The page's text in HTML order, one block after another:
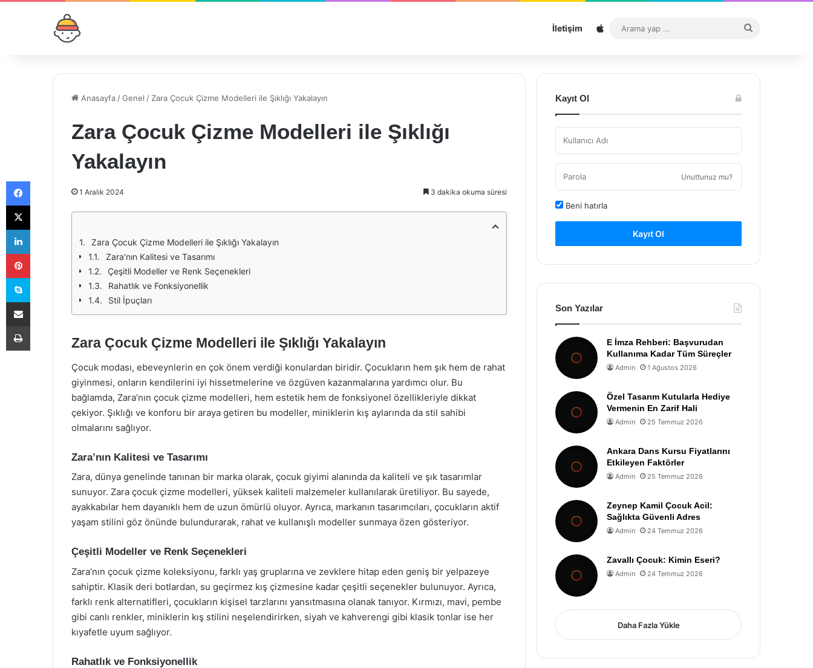
İletişim Sitemap
...
Anasayfa /Genel / Zara Çocuk Çizme Modelleri ile Şıklığı Yakalayın
Zara Çocuk Çizme Modelleri ile Şıklığı
Yakalayın
1 Aralık 2024 3 dakika okuma süresi
Zara Çocuk Çizme Modelleri ile Şıklığı Yakalayın
Zara'nın Kalitesi ve Tasarımı
Çeşitli Modeller ve Renk Seçenekleri
Rahatlık ve Fonksiyonellik
Stil İpuçları
Zara Çocuk Çizme Modelleri ile Şıklığı Yakalayın
Çocuk modası, ebeveynlerin en çok önem verdiği konulardan biridir. Çocukların hem şık hem de rahat
giyinmesi, onların kendilerini iyi hissetmelerine ve özgüven kazanmalarına yardımcı olur. Bu
bağlamda, Zara’nın çocuk çizme modelleri, hem estetik hem de fonksiyonel özellikleriyle dikkat
çekiyor. Şıklığı ve konforu bir araya getiren bu modeller, miniklerin kış aylarında da stil sahibi
olmalarını sağlıyor.
Zara’nın Kalitesi ve Tasarımı
Zara, dünya genelinde tanınan bir marka olarak, çocuk giyimi alanında da kaliteli ve şık tasarımlar
sunuyor. Zara çocuk çizme modelleri, yüksek kaliteli malzemeler kullanılarak üretiliyor. Bu sayede,
ayakkabılar hem dayanıklı hem de uzun ömürlü oluyor. Ayrıca, markanın tasarımcıları, çocukların aktif
yaşam stilini göz önünde bulundurarak, rahat ve kullanışlı modeller sunmaya özen gösteriyor.
Çeşitli Modeller ve Renk Seçenekleri
Zara’nın çocuk çizme koleksiyonu, farklı yaş gruplarına ve zevklere hitap eden geniş bir yelpazeye
sahiptir. Klasik deri botlardan, su geçirmez kış çizmesine kadar çeşitli seçenekler bulunuyor. Ayrıca,
farklı renk alternatifleri, çocukların kişisel tarzlarını yansıtmasına olanak tanıyor. Kırmızı, mavi, pembe
gibi canlı renkler, miniklerin kış stilini neşelendirirken, siyah ve kahverengi gibi klasik tonlar ise her
kıyafetle uyum sağlıyor.
Rahatlık ve Fonksiyonellik
Kayıt Ol
Unuttunuz mu?
Beni hatırla
Kayıt Ol
Son Yazılar
E İmza Rehberi: Başvurudan
Kullanıma Kadar Tüm Süreçler
Admin 1 Ağustos 2026
Özel Tasarım Kutularla Hediye
Vermenin En Zarif Hali
Admin 25 Temmuz 2026
Ankara Dans Kursu Fiyatlarını
Etkileyen Faktörler
Admin 25 Temmuz 2026
Zeynep Kamil Çocuk Acil:
Sağlıkta Güvenli Adres
Admin 24 Temmuz 2026
Zavallı Çocuk: Kimin Eseri?
Admin 24 Temmuz 2026
Daha Fazla Yükle
Facebook
X
LinkedIn
Pinterest
Skype
E-Posta ile paylaş